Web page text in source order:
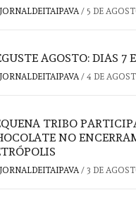
JORNALDEITAIPAVA / 5 DE
AGOSTO: DIAS 7
JORNALDEITAIPAVA / 4 DE
TRIBO
NO
JORNALDEITAIPAVA / 3 DE